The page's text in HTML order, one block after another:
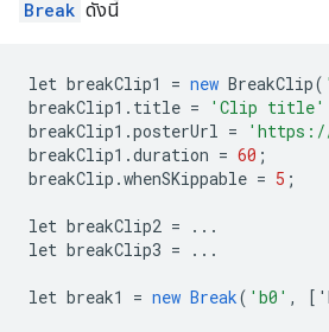
Break ดังนี้
let breakClip1 = new BreakClip(
breakClip1 . title =
'Clip title'
breakClip1 .posterUrl = 'https://
breakClip1 .duration = 60 ;
breakClip .whenSKippable = 5 ;
let breakClip2 =
...
let breakClip3 = ...
let break1 = new Break( 'b0' , [